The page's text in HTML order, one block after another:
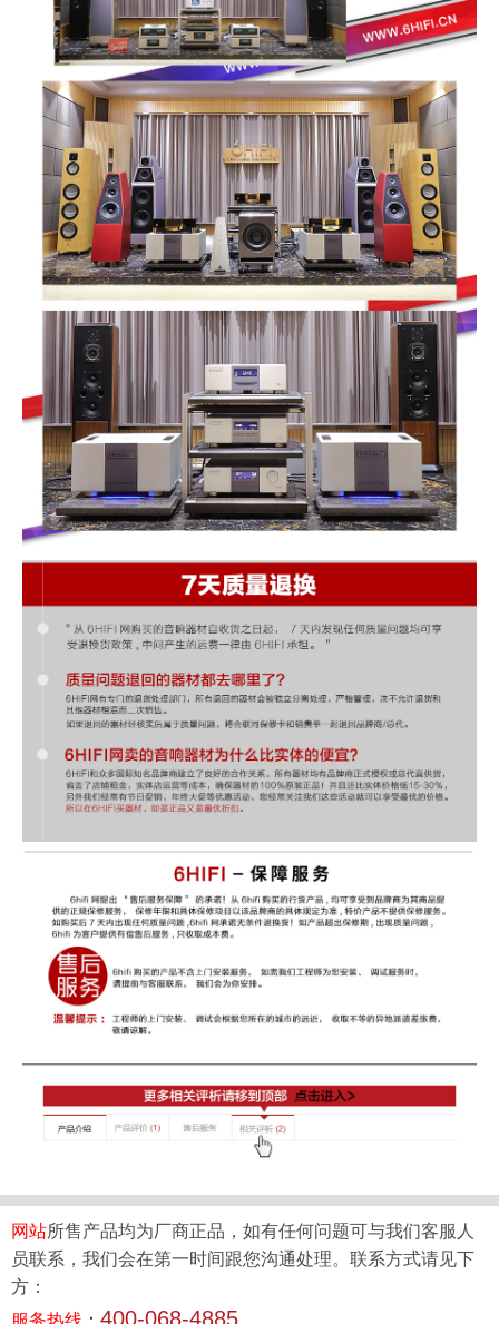
网站所售产品均为厂商正品，如有任何问题可与我们客服人
员联系，我们会在第一时间跟您沟通处理。联系方式请见下
方：
400-068-4885